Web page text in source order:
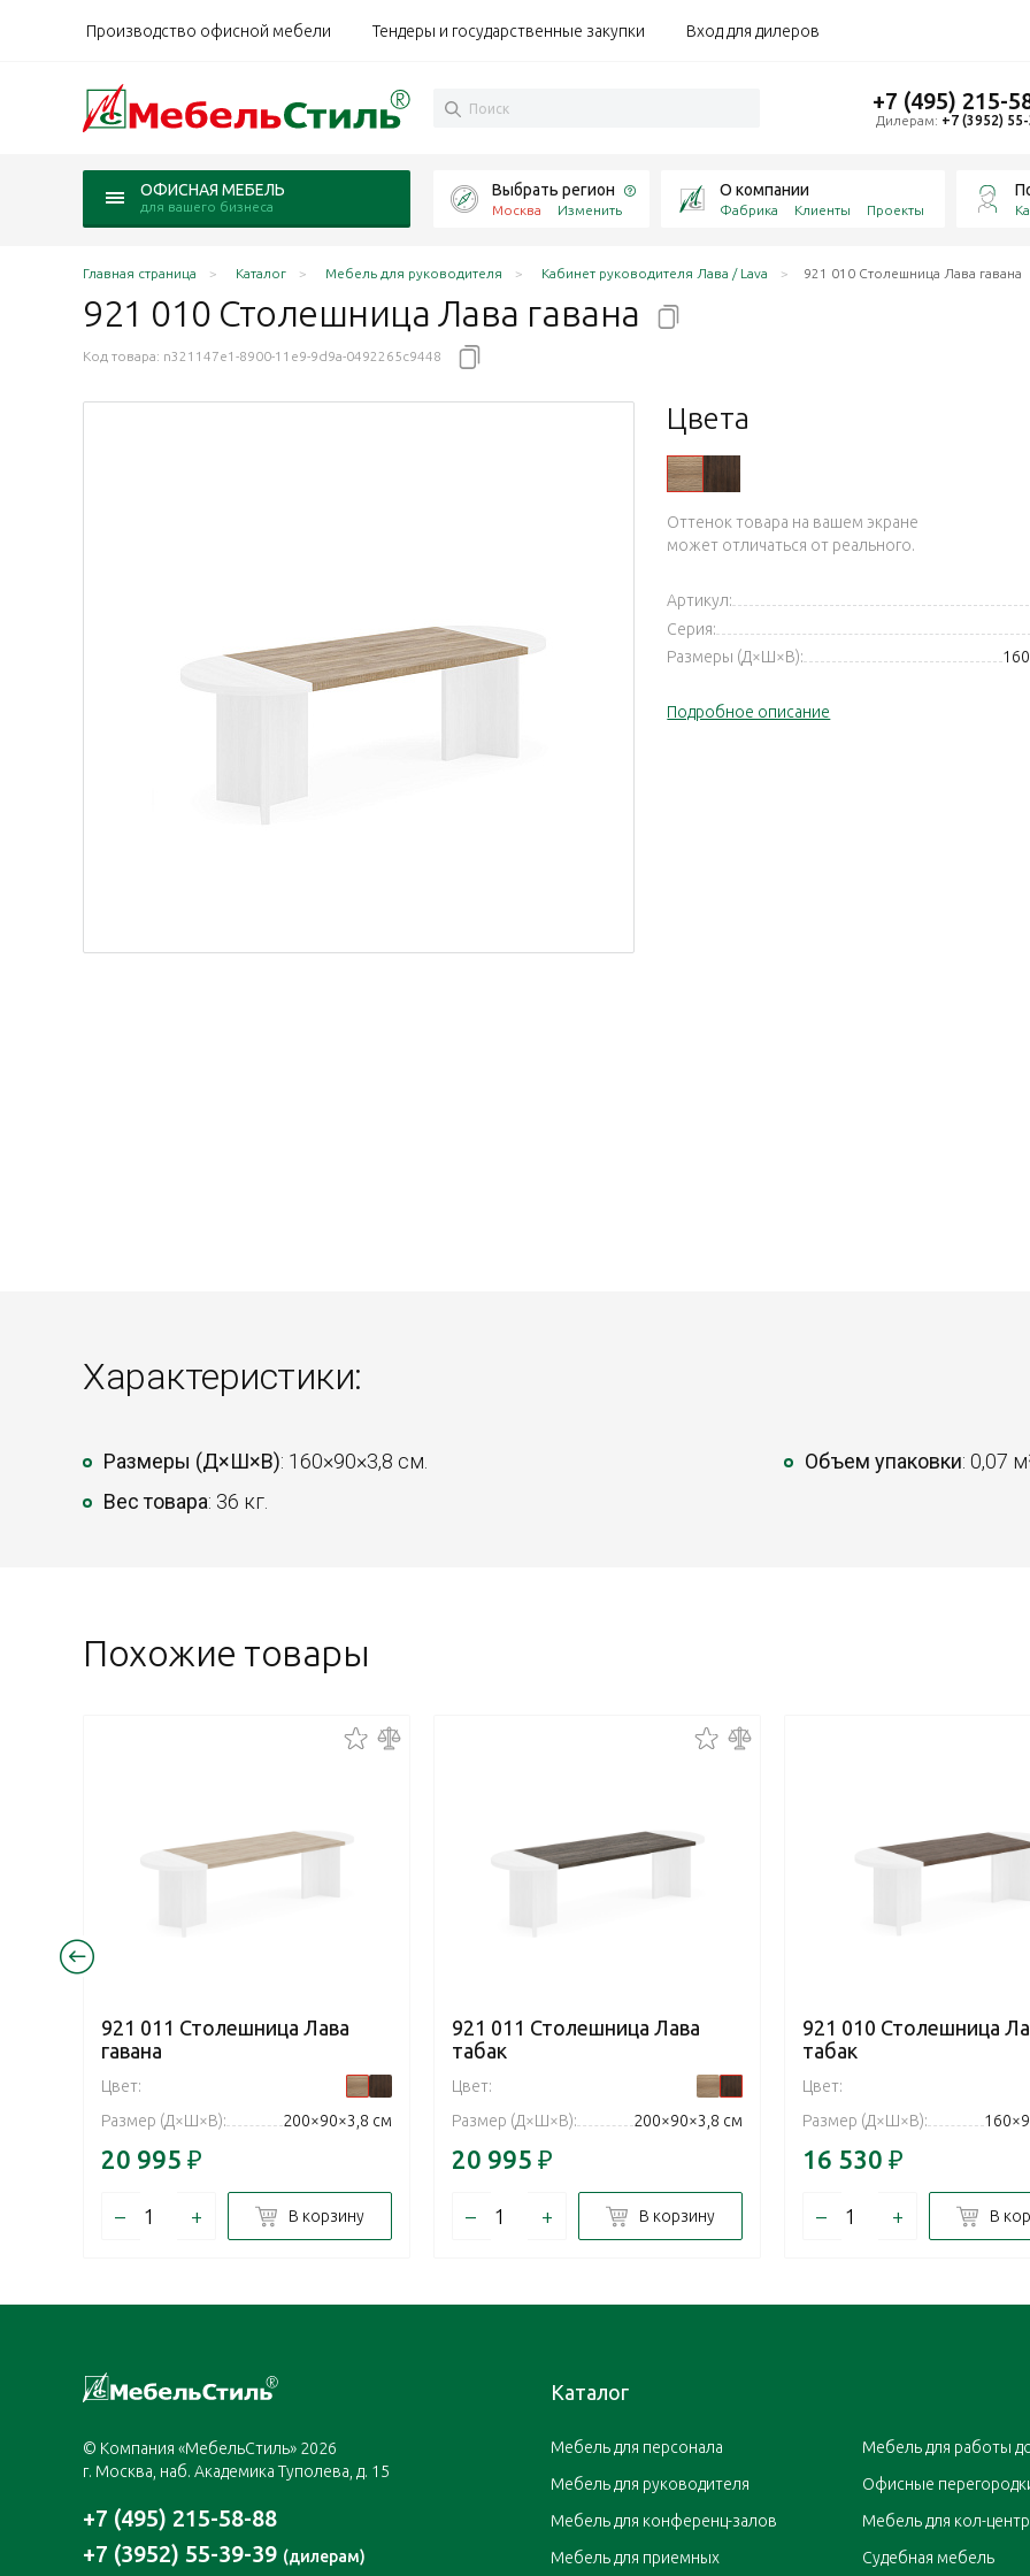
Производство офисной мебели Тендеры и государственные закупки Вход для дилеров
+7 (495) 215-
Дилерам: +7 (3952)
ОФИСНАЯ МЕБЕЛЬ
для вашего бизнеса
Выбрать регион
Москва Изменить
О компании
Фабрика Клиенты Проекты
Главная страница Каталог Мебель для руководителя Кабинет руководителя Лава / Lava 921 010 Столешница Лава гавана
921 010 Столешница Лава гавана
Код товара: n321147e1-8900-11e9-9d9a-0492265c9448
Цвета
Оттенок товара на вашем экране
может отличаться от реального.
Артикул:
Серия:
Размеры (Д×Ш×В):
Подробное описание
Характеристики:
Размеры (Д×Ш×В): 160×90×3,8 см.
Вес товара: 36 кг.
Объем упаковки: 0,07 м
Похожие товары
921 011 Столешница Лава
гавана
Цвет:
Размер (Д×Ш×В):
200×90×3,8 см
20 995 ₽
– + В корзину
921 011 Столешница Лава
табак
Цвет:
Размер (Д×Ш×В):
200×90×3,8 см
20 995 ₽
– + В корзину
921 010 Столешница
табак
Цвет:
Размер (Д×Ш×В):
16 530 ₽
– + В
© Компания «МебельСтиль» 2026
г. Москва, наб. Академика Туполева, д. 15
+7 (495) 215-58-88
+7 (3952) 55-39-39 (дилерам)
Каталог
Мебель для персонала
Мебель для руководителя
Мебель для конференц-залов
Мебель для приемных
Мебель для работы
Офисные
Мебель для кол-
Судебная мебель